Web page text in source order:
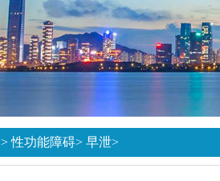
>性功能障碍> 早泄>